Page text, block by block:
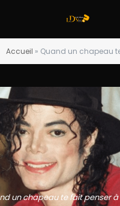
Accueil » Quand un chapeau te fait
un chapeau te fait penser